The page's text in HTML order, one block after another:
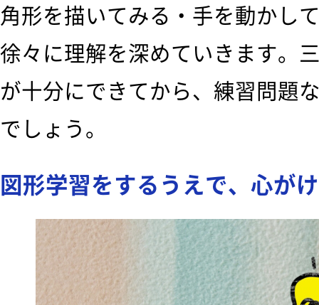
角形を描いてみる・手を動かし
徐々に理解を深めていきます。
が十分にできてから、練習問題
でしょう。
図形学習をするうえで、心が